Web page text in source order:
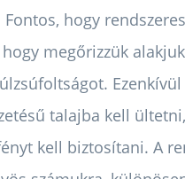
hogy
megőrizzük
talajba kell
kell biztosítani. A